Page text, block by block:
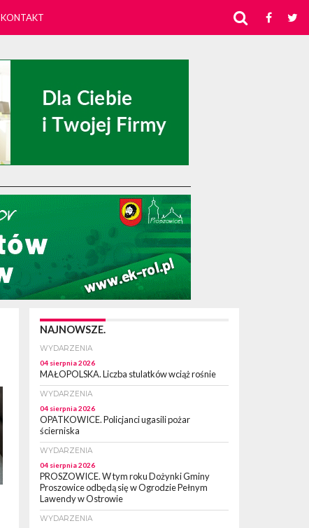
KONTAKT
NAJNOWSZE.
WYDARZENIA
04 sierpnia 2026
MAŁOPOLSKA. Liczba stulatków wciąż rośnie
WYDARZENIA
04 sierpnia 2026
OPATKOWICE. Policjanci ugasili pożar
ścierniska
WYDARZENIA
04 sierpnia 2026
PROSZOWICE. W tym roku Dożynki Gminy
Proszowice odbędą się w Ogrodzie Pełnym
Lawendy w Ostrowie
WYDARZENIA